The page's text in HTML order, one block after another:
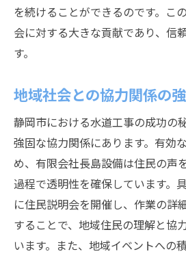
を続けることができるのです。こ
会に対する大きな貢献であり、信
す。
地域社会との協力関係の
静岡市における水道工事の成功の
強固な協力関係にあります。有効
め、有限会社長島設備は住民の声
過程で透明性を確保しています。
に住民説明会を開催し、作業の詳
することで、地域住民の理解と協
います。また、地域イベントへの